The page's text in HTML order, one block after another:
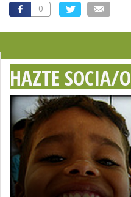
0
HAZTE SOCIA/O